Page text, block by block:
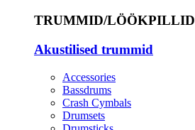
TRUMMID/LÖÖKPILLID
Akustilised trummid
Accessories
Bassdrums
Crash Cymbals
Drumsets